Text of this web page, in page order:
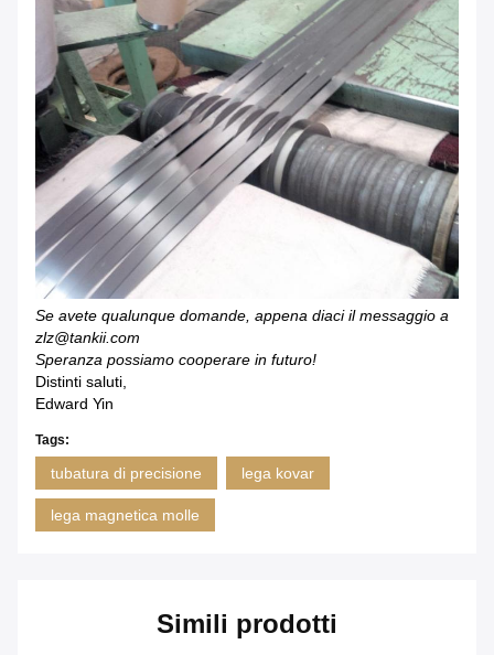
Se avete qualunque domande, appena diaci il messaggio a
zlz@tankii.com
Speranza possiamo cooperare in futuro!
Distinti saluti,
Edward Yin
Tags:
tubatura di precisione lega kovar
lega magnetica molle
Simili prodotti